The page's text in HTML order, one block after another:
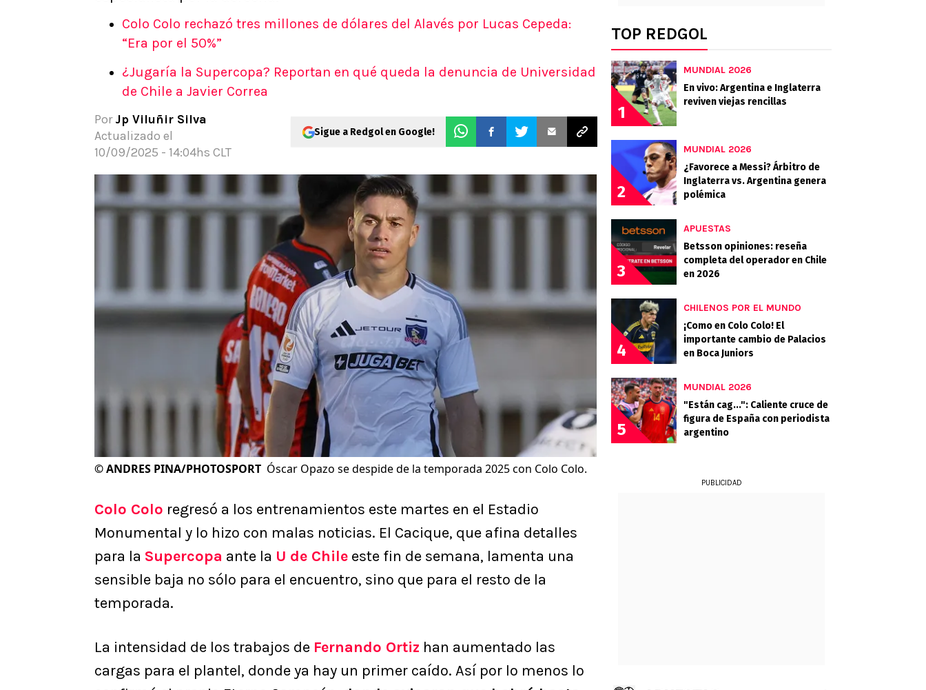
Apuestas Mundial 2026
Colo Colo rechazó tres millones de dólares del Alavés por Lucas Cepeda:
“Era por el 50%”
¿Jugaría la Supercopa? Reportan en qué queda la denuncia de Universidad
de Chile a Javier Correa
Por Jp Viluñir Silva
Actualizado el
10/09/2025 - 14:04hs CLT
Sigue a Redgol en Google!
©ANDRES PINA/PHOTOSPORT Óscar Opazo se despide de la temporada 2025 con Colo Colo.
Colo Colo regresó a los entrenamientos este martes en el Estadio
Monumental y lo hizo con malas noticias. El Cacique, que afina detalles
para la Supercopa ante la U de Chile este fin de semana, lamenta una
sensible baja no sólo para el encuentro, sino que para el resto de la
temporada.
La intensidad de los trabajos de Fernando Ortiz han aumentado las
cargas para el plantel, donde ya hay un primer caído. Así por lo menos lo
TOP REDGOL
1
MUNDIAL 2026
En vivo: Argentina e Inglaterra
reviven viejas rencillas
2
MUNDIAL 2026
¿Favorece a Messi? Árbitro de
Inglaterra vs. Argentina genera
polémica
3
APUESTAS
Betsson opiniones: reseña
completa del operador en Chile
en 2026
4
CHILENOS POR EL MUNDO
¡Como en Colo Colo! El
importante cambio de Palacios
en Boca Juniors
5
MUNDIAL 2026
"Están cag...": Caliente cruce de
figura de España con periodista
argentino
PUBLICIDAD